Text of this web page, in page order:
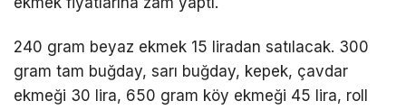
240 gram beyaz ekmek 15 liradan satılacak. 300
gram tam buğday, sarı buğday, kepek, çavdar
ekmeği 30 lira, 650 gram köy ekmeği 45 lira, roll